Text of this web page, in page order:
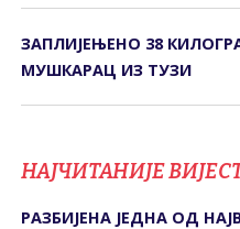
ЗАПЛИЈЕЊЕНО 38
МУШКАРАЦ ИЗ ТУЗИ
НАЈЧИТАНИЈЕ
РАЗБИЈЕНА ЈЕДНА ОД